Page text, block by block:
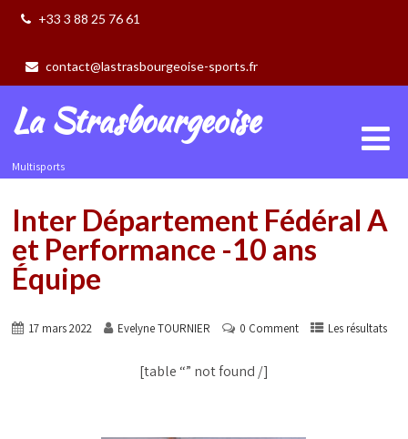
+33 3 88 25 76 61
contact@lastrasbourgeoise-sports.fr
La Strasbourgeoise
Multisports
Inter Département Fédéral A
et Performance -10 ans
Équipe
17 mars 2022 Evelyne TOURNIER 0 Comment Les résultats
[table “” not found /]